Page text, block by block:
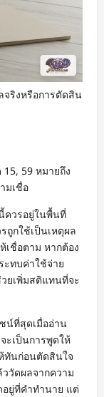
ริงหรือการตัดสิน
59 หมายถึง
มเชื่อ
ควรอยู่ในพื้นที่
ถูกใช้เป็นเหตุผล
ชื่อตาม หากต้อง
ะทบค่าใช้จ่าย
ยเพิ่มสติแทนที่จะ
น์ที่สุดเมื่ออ่าน
ะเป็นการพูดให้
ทันก่อนตัดสินใจ
วัดผลจากความ
ยู่ที่คำทำนาย แต่